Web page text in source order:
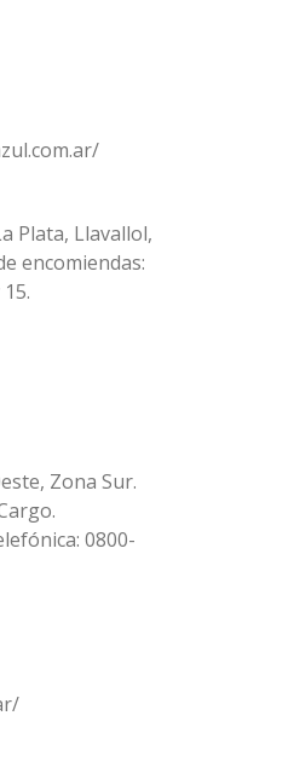
Plata, Llavallol,
encomiendas:
Zona Sur.
0800-